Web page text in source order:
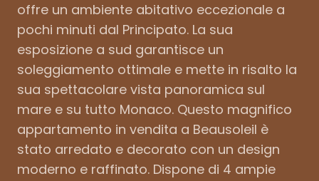
offre un ambiente abitativo eccezionale a
pochi minuti dal Principato. La sua
esposizione a sud garantisce un
soleggiamento ottimale e mette in risalto la
sua spettacolare vista panoramica sul
mare e su tutto Monaco. Questo magnifico
appartamento in vendita a Beausoleil è
stato arredato e decorato con un design
moderno e raffinato. Dispone di 4 ampie